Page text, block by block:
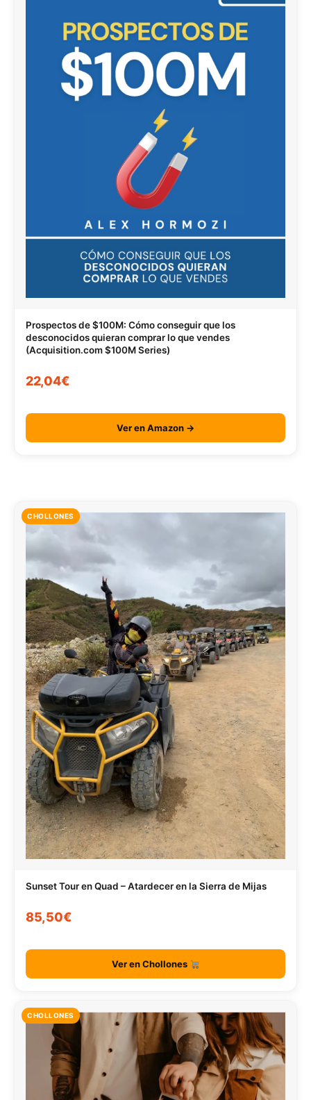
Prospectos de $100M: Cómo conseguir que los
desconocidos quieran comprar lo que vendes
(Acquisition.com $100M Series)
22,04€
Ver en Amazon →
CHOLLONES
Sunset Tour en Quad – Atardecer en la Sierra de Mijas
85,50€
Ver en Chollones
CHOLLONES